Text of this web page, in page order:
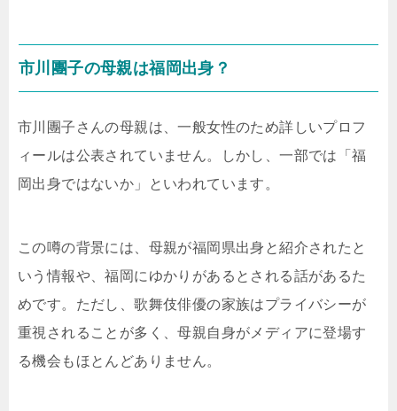
市川團子の母親は福岡出身？
市川團子さんの母親は、一般女性のため詳しいプロフ
ィールは公表されていません。しかし、一部では「福
岡出身ではないか」といわれています。
この噂の背景には、母親が福岡県出身と紹介されたと
いう情報や、福岡にゆかりがあるとされる話があるた
めです。ただし、歌舞伎俳優の家族はプライバシーが
重視されることが多く、母親自身がメディアに登場す
る機会もほとんどありません。